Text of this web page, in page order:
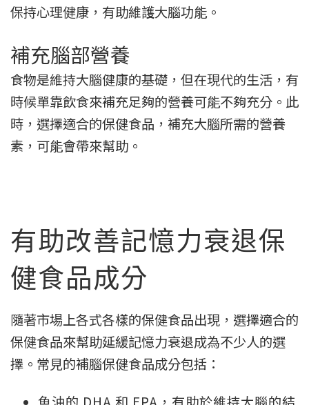
保持心理健康，有助維護大腦功能。
補充腦部營養
食物是維持大腦健康的基礎，但在現代的生活，有
時候單靠飲食來補充足夠的營養可能不夠充分。此
時，選擇適合的保健食品，補充大腦所需的營養
素，可能會帶來幫助。
有助改善記憶力衰退保
健食品成分
隨著市場上各式各樣的保健食品出現，選擇適合的
保健食品來幫助延緩記憶力衰退成為不少人的選
擇。常見的補腦保健食品成分包括：